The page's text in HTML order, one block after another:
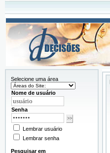
Selecione uma área
Nome de usuário
Senha
Lembrar usuário
Lembrar senha
Pesquisar em